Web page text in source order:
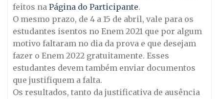
feitos na Página do Participante.
O mesmo prazo, de 4 a 15 de abril, vale para os
estudantes isentos no Enem 2021 que por algum
motivo faltaram no dia da prova e que desejam
fazer o Enem 2022 gratuitamente. Esses
estudantes devem também enviar documentos
que justifiquem a falta.
Os resultados, tanto da justificativa de ausência